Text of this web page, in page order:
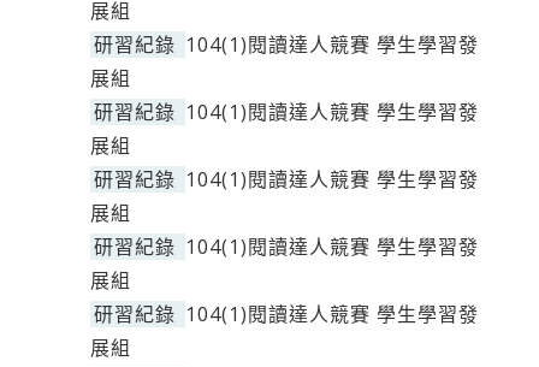
展組
研習紀錄 104(1)閱讀達人競賽 學生學習發
展組
研習紀錄 104(1)閱讀達人競賽 學生學習發
展組
研習紀錄 104(1)閱讀達人競賽 學生學習發
展組
研習紀錄 104(1)閱讀達人競賽 學生學習發
展組
研習紀錄 104(1)閱讀達人競賽 學生學習發
展組